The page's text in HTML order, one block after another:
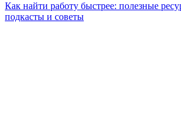
Как найти работу быстрее: полезные
подкасты и советы